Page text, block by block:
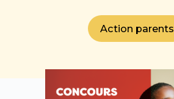
Action parents